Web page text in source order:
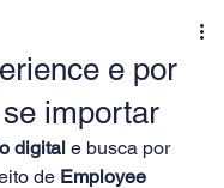
e por
importar
digital e busca por
de Employee